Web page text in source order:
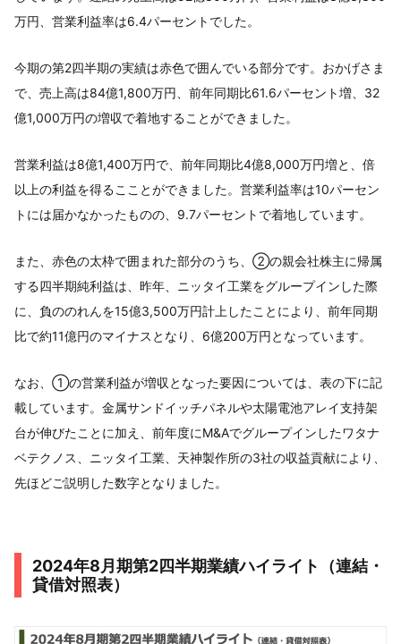
万円、営業利益率は6.4パーセントでした。
今期の第2四半期の実績は赤色で囲んでいる部分です。おかげさま
で、売上高は84億1,800万円、前年同期比61.6パーセント増、32
億1,000万円の増収で着地することができました。
営業利益は8億1,400万円で、前年同期比4億8,000万円増と、倍
以上の利益を得るこことができました。営業利益率は10パーセン
トには届かなかったものの、9.7パーセントで着地しています。
また、赤色の太枠で囲まれた部分のうち、②の親会社株主に帰属
する四半期純利益は、昨年、ニッタイ工業をグループインした際
に、負ののれんを15億3,500万円計上したことにより、前年同期
比で約11億円のマイナスとなり、6億200万円となっています。
なお、①の営業利益が増収となった要因については、表の下に記
載しています。金属サンドイッチパネルや太陽電池アレイ支持架
台が伸びたことに加え、前年度にM&Aでグループインしたワタナ
ベテクノス、ニッタイ工業、天神製作所の3社の収益貢献により、
先ほどご説明した数字となりました。
2024年8月期第2四半期業績ハイライト（連結・
貸借対照表）